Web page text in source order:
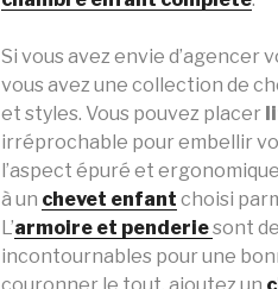
Si vous avez envie d’agencer
vous avez une collection de
et styles. Vous pouvez placer
irréprochable pour embellir
l’aspect épuré et
à un chevet enfant choisi
L’armoire et penderiesont
incontournables pour une